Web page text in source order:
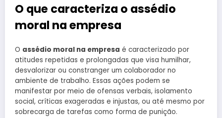
O que caracteriza o assédio
moral na empresa
O assédio moral na empresa é caracterizado por
atitudes repetidas e prolongadas que visa humilhar,
desvalorizar ou constranger um colaborador no
ambiente de trabalho. Essas ações podem se
manifestar por meio de ofensas verbais, isolamento
social, críticas exageradas e injustas, ou até mesmo por
sobrecarga de tarefas como forma de punição.